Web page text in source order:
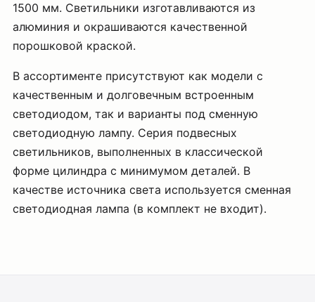
1500 мм. Светильники изготавливаются из
алюминия и окрашиваются качественной
порошковой краской.
В ассортименте присутствуют как модели с
качественным и долговечным встроенным
светодиодом, так и варианты под сменную
светодиодную лампу. Серия подвесных
светильников, выполненных в классической
форме цилиндра с минимумом деталей. В
качестве источника света используется сменная
светодиодная лампа (в комплект не входит).